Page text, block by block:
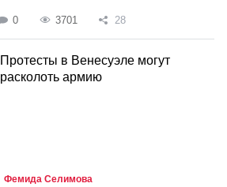
0 3701 28
Протесты в Венесуэле могут
расколоть армию
Фемида Селимова